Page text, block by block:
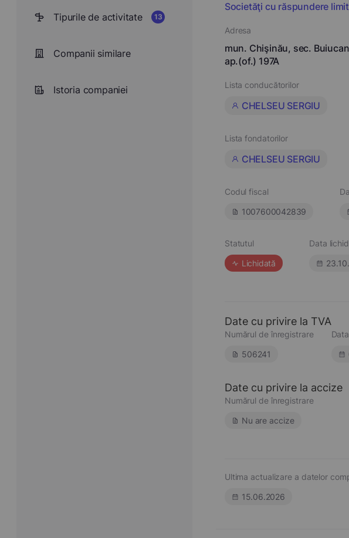
Tipurile de activitate 13
Companii similare
Istoria companiei
Societăţi cu răspundere
Adresa
mun. Chişinău, sec.
ap.(of.) 197A
Lista conducătorilor
CHELSEU SERGIU
Lista fondatorilor
CHELSEU SERGIU
Codul fiscal
1007600042839
Statutul
Lichidată
Data
Date cu privire la TVA
Numărul de înregistrare
506241
Date cu privire la accize
Numărul de înregistrare
Nu are accize
Ultima actualizare a datelor
15.06.2026